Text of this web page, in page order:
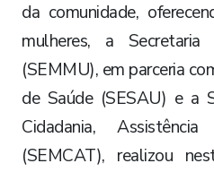
da comunidade,
mulheres, a
(SEMMU), em parceria
de Saúde (SESAU) e a
Cidadania,
(SEMCAT), realizou